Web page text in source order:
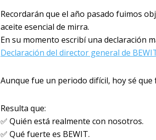
Recordarán que el año pasado fuimos
aceite esencial de mirra.
En su momento escribí una declaración
Declaración del director general de
Aunque fue un periodo difícil, hoy sé
Resulta que:
✅ Quién está realmente con nosotros.
✅ Qué fuerte es BEWIT.